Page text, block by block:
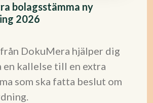
bolagsstämma ny
2026
DokuMera hjälper dig
kallelse till en extra
som ska fatta beslut om